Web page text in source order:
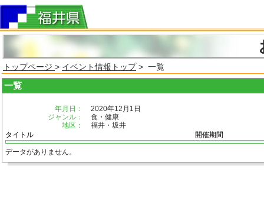
トップページ > イベント情報トップ> 一覧
一覧
年月日：
2020年12月1日
ジャンル：
食・健康
地区：
福井・坂井
タイトル
開催期間
データがありません。